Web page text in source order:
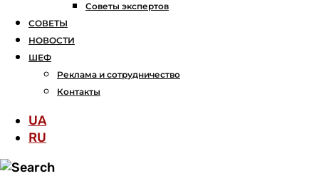
Советы экспертов
СОВЕТЫ
НОВОСТИ
ШЕФ
Реклама и сотрудничество
Контакты
UA
RU